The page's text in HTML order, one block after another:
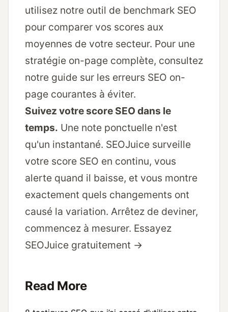
utilisez notre outil de benchmark SEO
pour comparer vos scores aux
moyennes de votre secteur. Pour une
stratégie on-page complète, consultez
notre guide sur les erreurs SEO on-
page courantes à éviter.
Suivez votre score SEO dans le
temps. Une note ponctuelle n'est
qu'un instantané. SEOJuice surveille
votre score SEO en continu, vous
alerte quand il baisse, et vous montre
exactement quels changements ont
causé la variation. Arrêtez de deviner,
commencez à mesurer. Essayez
SEOJuice gratuitement →
Read More